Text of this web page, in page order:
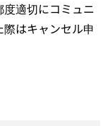
適切にコミュニ
はキャンセル申